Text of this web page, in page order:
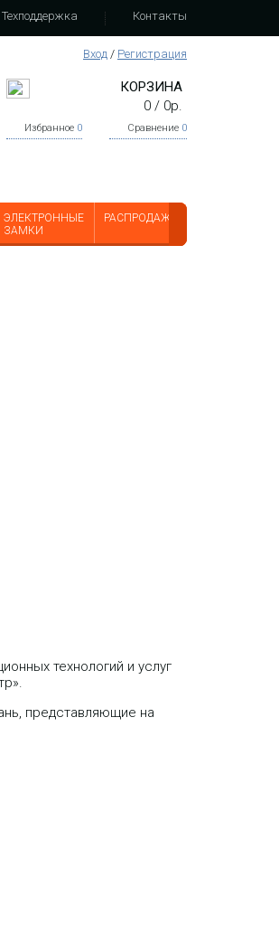
Техподдержка Контакты
Вход / Регистрация
КОРЗИНА
0/ 0р.
Избранное 0 Сравнение 0
ЭЛЕКТРОННЫЕ
ЗАМКИ
РАСПРОДАЖА
технологий и услуг
представляющие на